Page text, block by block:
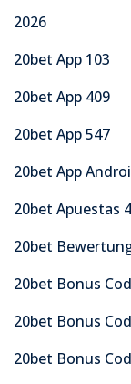
2026
20bet App 103
20bet App 409
20bet App 547
20bet App
20bet Apuestas
20bet
20bet Bonus
20bet Bonus
20bet Bonus